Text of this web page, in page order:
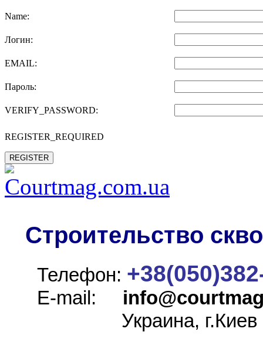
Name:
Логин:
EMAIL:
Пароль:
VERIFY_PASSWORD:
REGISTER_REQUIRED
REGISTER
Строительство
Телефон:
E-mail: info@
Украина, г.Киев